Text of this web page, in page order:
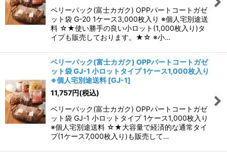
ベリーパック(富士カガク) OPPパートコートガゼ
ット袋 G-20 1ケース3,000枚入り ※個人宅別途送
料 ☆★使い勝手の良い小ロット(1,000枚入り)タ
イプも販売しております。★☆ ※小…
ベリーパック(富士カガク) OPPパートコートガゼ
ット袋 GJ-1 小ロットタイプ 1ケース1,000枚入り
※個人宅別途送料 [GJ-1]
11,757円(税込)
ベリーパック(富士カガク) OPPパートコートガゼ
ット袋 GJ-1 小ロットタイプ 1ケース1,000枚入り
※個人宅別途送料 ☆★大容量で経済的な通常タイ
プ(1ケース7,000枚入り)も販売して…